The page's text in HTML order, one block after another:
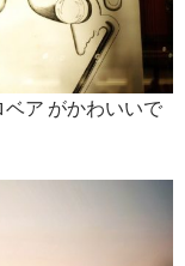
ア がかわいいで